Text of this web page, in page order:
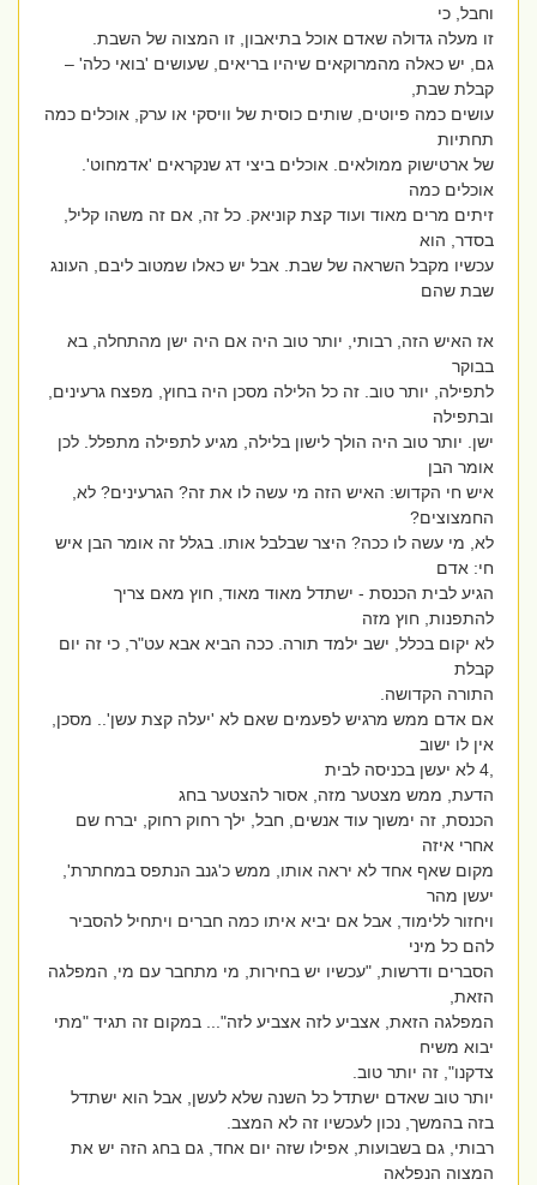
וחבל, כי
זו מעלה גדולה שאדם אוכל בתיאבון, זו המצוה של השבת.
גם, יש כאלה מהמרוקאים שיהיו בריאים, שעושים 'בואי כלה' –
קבלת שבת,
עושים כמה פיוטים, שותים כוסית של וויסקי או ערק, אוכלים כמה
תחתיות
של ארטישוק ממולאים. אוכלים ביצי דג שנקראים 'אדמחוט'.
אוכלים כמה
זיתים מרים מאוד ועוד קצת קוניאק. כל זה, אם זה משהו קליל,
בסדר, הוא
עכשיו מקבל השראה של שבת. אבל יש כאלו שמטוב ליבם, העונג
שבת שהם
אז האיש הזה, רבותי, יותר טוב היה אם היה ישן מהתחלה, בא
בבוקר
לתפילה, יותר טוב. זה כל הלילה מסכן היה בחוץ, מפצח גרעינים,
ובתפילה
ישן. יותר טוב היה הולך לישון בלילה, מגיע לתפילה מתפלל. לכן
אומר הבן
איש חי הקדוש: האיש הזה מי עשה לו את זה? הגרעינים? לא,
החמצוצים?
לא, מי עשה לו ככה? היצר שבלבל אותו. בגלל זה אומר הבן איש
חי: אדם
הגיע לבית הכנסת - ישתדל מאוד מאוד, חוץ מאם צריך
להתפנות, חוץ מזה
לא יקום בכלל, ישב ילמד תורה. ככה הביא אבא עט"ר, כי זה יום
קבלת
התורה הקדושה.
אם אדם ממש מרגיש לפעמים שאם לא 'יעלה קצת עשן'.. מסכן,
אין לו ישוב
הדעת, ממש מצטער מזה, אסור להצטער בחג
הכנסת, זה ימשוך עוד אנשים, חבל, ילך רחוק רחוק, יברח שם
אחרי איזה
מקום שאף אחד לא יראה אותו, ממש כ'גנב הנתפס במחתרת',
יעשן מהר
ויחזור ללימוד, אבל אם יביא איתו כמה חברים ויתחיל להסביר
להם כל מיני
הסברים ודרשות, "עכשיו יש בחירות, מי מתחבר עם מי, המפלגה
הזאת,
המפלגה הזאת, אצביע לזה אצביע לזה"... במקום זה תגיד "מתי
יבוא משיח
צדקנו", זה יותר טוב.
יותר טוב שאדם ישתדל כל השנה שלא לעשן, אבל הוא ישתדל
בזה בהמשך, נכון לעכשיו זה לא המצב.
רבותי, גם בשבועות, אפילו שזה יום אחד, גם בחג הזה יש את
המצוה הנפלאה